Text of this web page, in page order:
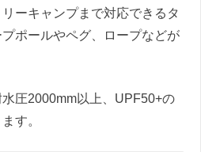
ーキャンプまで対応できるタ
ポールやペグ、ロープなどが
圧2000mm以上、UPF50+の
す。